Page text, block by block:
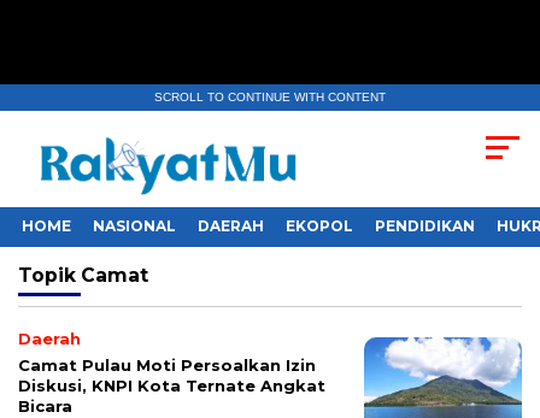
SCROLL TO CONTINUE WITH CONTENT
HOME NASIONAL DAERAH EKOPOL PENDIDIKAN
Topik Camat
Daerah
Camat Pulau Moti Persoalkan Izin
Diskusi, KNPI Kota Ternate Angkat
Bicara